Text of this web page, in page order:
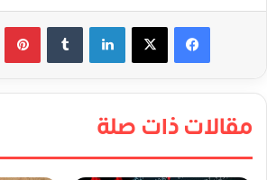
لينكدإن
مقالات ذات صلة